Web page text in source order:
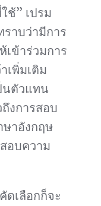
ช้” เปรม
ราบว่ามีการ
เข้าร่วมการ
เพิ่มเติม
นตัวแทน
งการสอบ
าอังกฤษ
อบความ
ดเลือกก็จะ